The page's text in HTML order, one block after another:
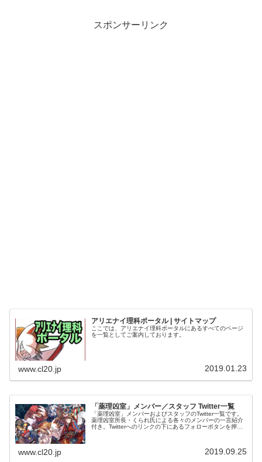
スポンサーリンク
アリエナイ理科ポータル | サイトマップ
ここでは、アリエナイ理科ポータルにあるすべてのページ
を一覧としてご案内しております。
www.cl20.jp 2019.01.23
「薬理凶室」メンバー／スタッフ Twitter一覧
「薬理凶室」メンバーおよびスタッフのTwitter一覧です。
薬理凶室所長・くられ氏による各々のメンバーの一言紹介
付き。Twitterへのリンクの下にあるフォローボタンを押す
www.cl20.jp 2019.09.25